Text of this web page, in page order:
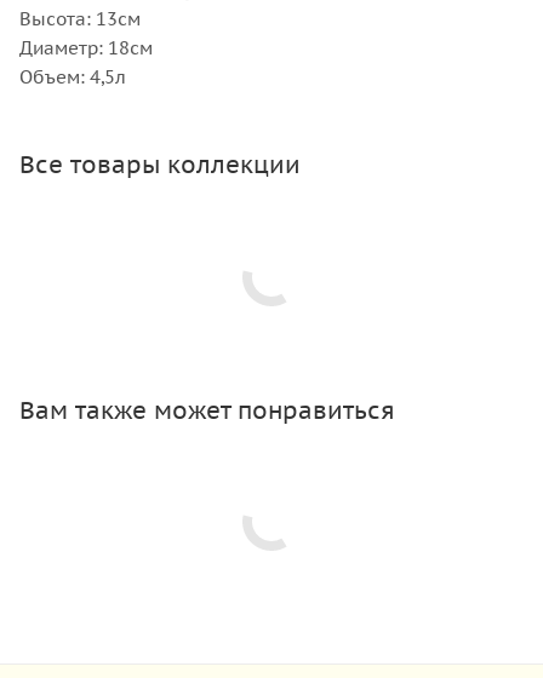
Высота: 13см
Диаметр: 18см
Объем: 4,5л
Все товары коллекции
Вам также может понравиться